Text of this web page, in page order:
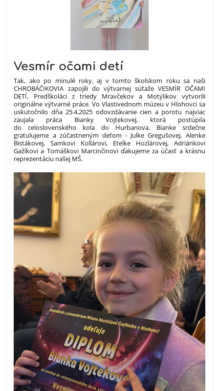
Vesmír očami detí
Tak, ako po minulé roky, aj v tomto školskom roku sa naši
CHROBÁČIKOVIA zapojili do výtvarnej súťaže VESMÍR OČAMI
DETÍ. Predškoláci z triedy Mravčekov a Motýlikov vytvorili
originálne výtvarné práce. Vo Vlastivednom múzeu v Hlohovci sa
uskutočnilo dňa 25.4.2025 odovzdávanie cien a porotu najviac
zaujala práca Bianky Vojtekovej, ktorá postúpila
do celoslovenského kola do Hurbanova. Bianke srdečne
gratulujeme a zúčastneným deťom - Julke Gregušovej, Alenke
Bistákovej, Samkovi Kollárovi, Etelke Hozlárovej, Adriánkovi
Gažíkovi a Tomáškovi Marcinčinovi ďakujeme za účasť a krásnu
reprezentáciu našej MŠ.